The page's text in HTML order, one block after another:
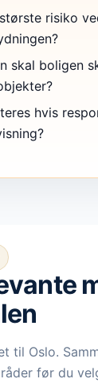
risiko
skal boligen
hvis
til Oslo.
før du